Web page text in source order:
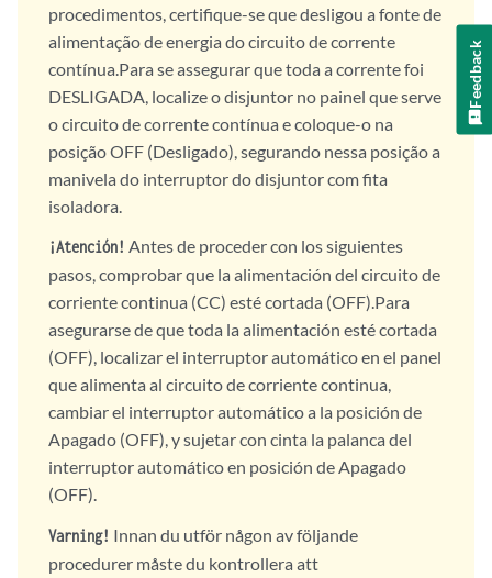
procedimentos, certifique-se que desligou a fonte de
alimentação de energia do circuito de corrente
contínua.Para se assegurar que toda a corrente foi
DESLIGADA, localize o disjuntor no painel que serve
o circuito de corrente contínua e coloque-o na
posição OFF (Desligado), segurando nessa posição a
manivela do interruptor do disjuntor com fita
isoladora.
¡Atención! Antes de proceder con los siguientes
pasos, comprobar que la alimentación del circuito de
corriente continua (CC) esté cortada (OFF).Para
asegurarse de que toda la alimentación esté cortada
(OFF), localizar el interruptor automático en el panel
que alimenta al circuito de corriente continua,
cambiar el interruptor automático a la posición de
Apagado (OFF), y sujetar con cinta la palanca del
interruptor automático en posición de Apagado
(OFF).
Varning! Innan du utför någon av följande
procedurer måste du kontrollera att
Feedback